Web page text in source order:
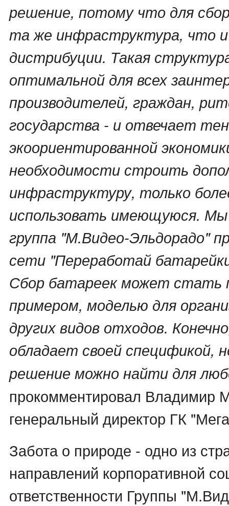
решение, потому что для
та же инфраструктура, что
дистрибуции. Такая
оптимальной для всех
производителей, граждан,
государства - и отвечает
экоориентированной
необходимости строить
инфраструктуру, только
использовать имеющуюся.
группа "М.Видео-Эльдорадо"
сети "Переработай
Сбор батареек может стать
примером, моделью для
других видов отходов.
обладает своей спецификой,
решение можно найти для
прокомментировал Владимир
генеральный директор ГК
Забота о природе - одно из
направлений корпоративной
ответственности Группы